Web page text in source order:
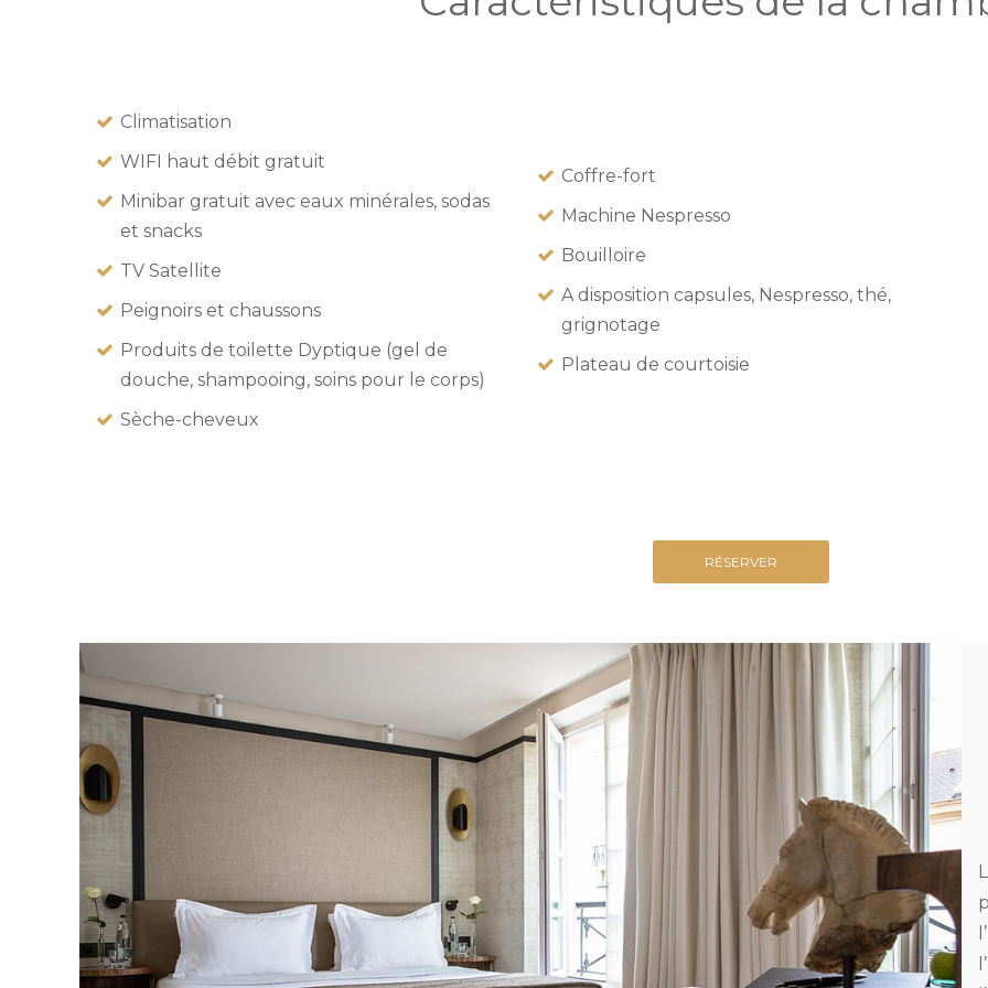
Climatisation
WIFI haut débit gratuit
Minibar gratuit avec eaux minérales, sodas
et snacks
TV Satellite
Peignoirs et chaussons
Produits de toilette Dyptique (gel de
douche, shampooing, soins pour le corps)
Sèche-cheveux
Coffre-fort
Machine Nespresso
Bouilloire
A disposition capsules, Nespresso, thé,
grignotage
Plateau de courtoisie
RÉSERVER